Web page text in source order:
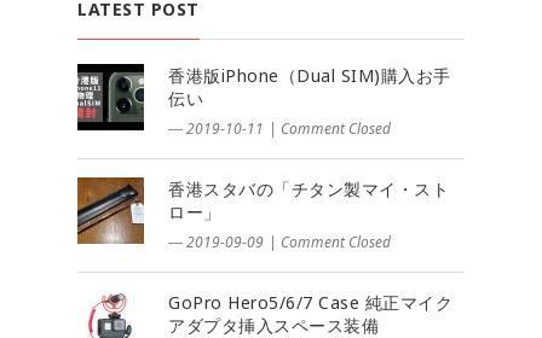
LATEST POST
香港版iPhone（Dual SIM)購入お手
伝い
― 2019-10-11 | Comment Closed
香港スタバの「チタン製マイ・スト
ロー」
― 2019-09-09 | Comment Closed
GoPro Hero5/6/7 Case 純正マイク
アダプタ挿入スペース装備